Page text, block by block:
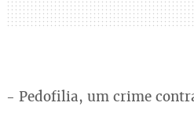
- Pedofilia, um crime